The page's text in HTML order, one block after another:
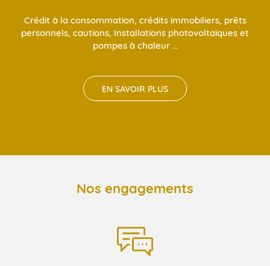
Crédit à la consommation, crédits immobiliers, prêts
personnels, cautions, Installations photovoltaïques et
pompes à chaleur ...
EN SAVOIR PLUS
Nos engagements